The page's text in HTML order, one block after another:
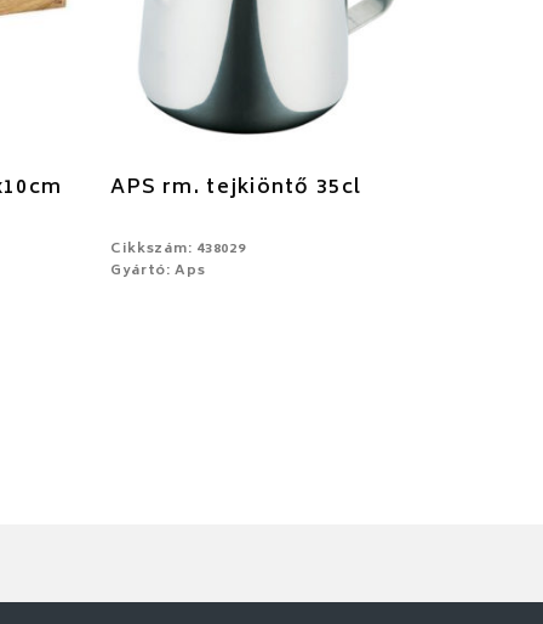
APS rm. tejkiöntő 35cl
Cikkszám: 438029
Gyártó: Aps